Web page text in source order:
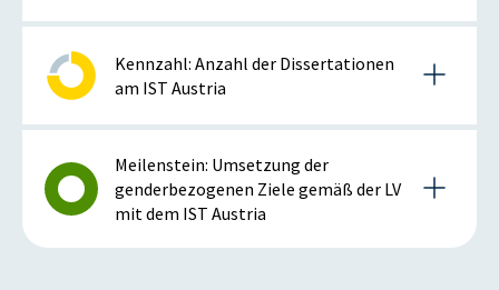
Anmerkung: positiv bei steigender Kennzahl
ISTWERT
26,83
%
24,35
%
Details zur Kennzahl
2019
Anmerkung: positiv bei steigender Kennzahl
Kennzahl: Anzahl der Dissertationen
am IST Austria
Details zur Kennzahl
2019
Meilenstein: Umsetzung der
genderbezogenen Ziele gemäß der LV
mit dem IST Austria